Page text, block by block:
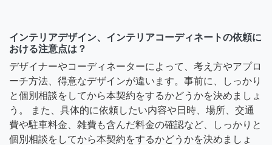
インテリアデザイン、インテリアコーディネートの依頼に
おける注意点は？
デザイナーやコーディネーターによって、考え方やアプロ
ーチ方法、得意なデザインが違います。事前に、しっかり
と個別相談をしてから本契約をするかどうかを決めましょ
う。 また、具体的に依頼したい内容や日時、場所、交通
費や駐車料金、雑費も含んだ料金の確認など、しっかりと
個別相談をしてから本契約をするかどうかを決めましょ